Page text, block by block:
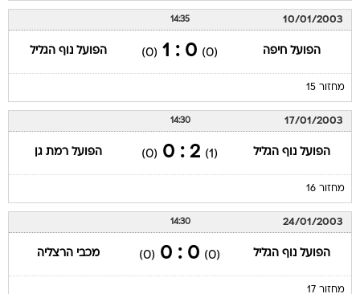
10/01/2003
14:35
הפועל חיפה (0)
0 : 1
(0) הפועל נוף הגליל
מחזור 15
17/01/2003
14:30
הפועל נוף הגליל (1)
2 : 0
(0) הפועל רמת גן
מחזור 16
24/01/2003
14:30
הפועל נוף הגליל (0)
0 : 0
(0) מכבי הרצליה
מחזור 17